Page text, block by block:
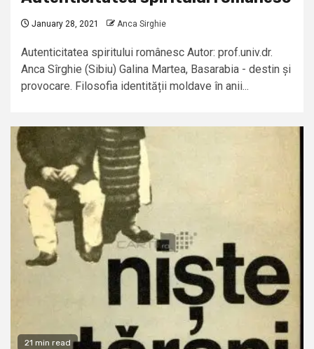
January 28, 2021 Anca Sirghie
Autenticitatea spiritului românesc Autor: prof.univ.dr.
Anca Sîrghie (Sibiu) Galina Martea, Basarabia - destin și
provocare. Filosofia identității moldave în anii...
21 min read